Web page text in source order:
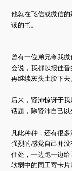
他就在飞信或微信
读的书。
曾有一位弟兄夸我
会说，我都以报佳
再继续灰头土脸下去
后来，贤沛惊讶于
话题，除贤沛自己
凡此种种，还有很
强烈的感觉自己并
住处，一边跑一边
软弱中的同工寄卡